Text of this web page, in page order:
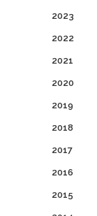
2023
2022
2021
2020
2019
2018
2017
2016
2015